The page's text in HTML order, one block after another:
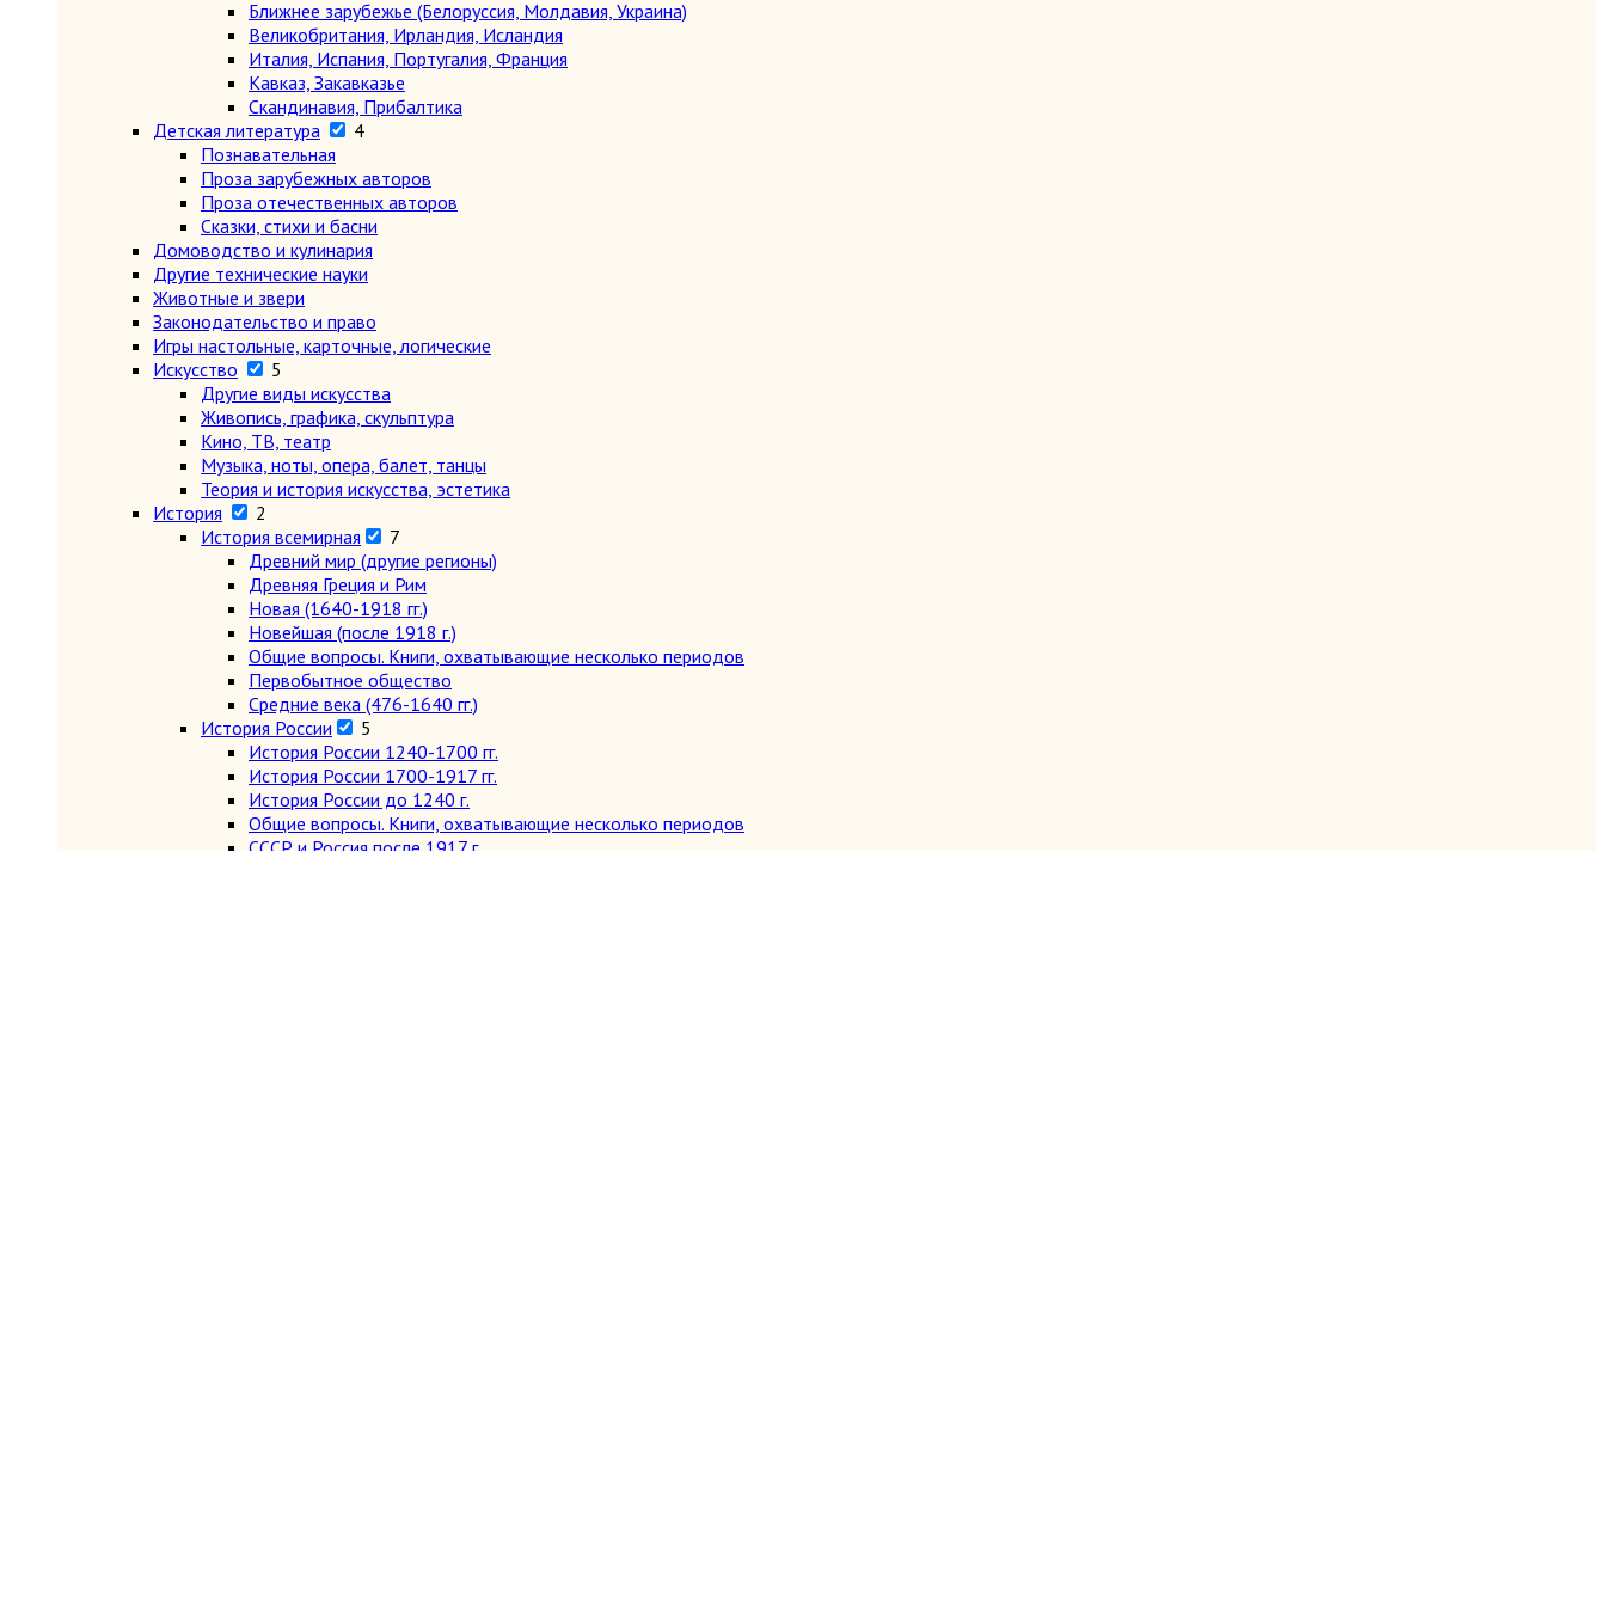
Ближнее зарубежье (Белоруссия, Молдавия, Украина)
Великобритания, Ирландия, Исландия
Италия, Испания, Португалия, Франция
Кавказ, Закавказье
Скандинавия, Прибалтика
Детская литература
4
Познавательная
Проза зарубежных авторов
Проза отечественных авторов
Сказки, стихи и басни
Домоводство и кулинария
Другие технические науки
Животные и звери
Законодательство и право
Игры настольные, карточные, логические
Искусство
5
Другие виды искусства
Живопись, графика, скульптура
Кино, ТВ, театр
Музыка, ноты, опера, балет, танцы
Теория и история искусства, эстетика
История
2
История всемирная
7
Древний мир (другие регионы)
Древняя Греция и Рим
Новая (1640-1918 гг.)
Новейшая (после 1918 г.)
Общие вопросы. Книги, охватывающие несколько периодов
Первобытное общество
Средние века (476-1640 гг.)
История России
5
История России 1240-1700 гг.
История России 1700-1917 гг.
История России до 1240 г.
Общие вопросы. Книги, охватывающие несколько периодов
СССР и Россия после 1917 г.